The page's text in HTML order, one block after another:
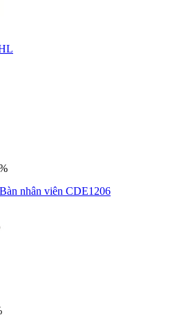
Bàn nhân viên CDE1206